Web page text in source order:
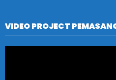
VIDEO PROJECT